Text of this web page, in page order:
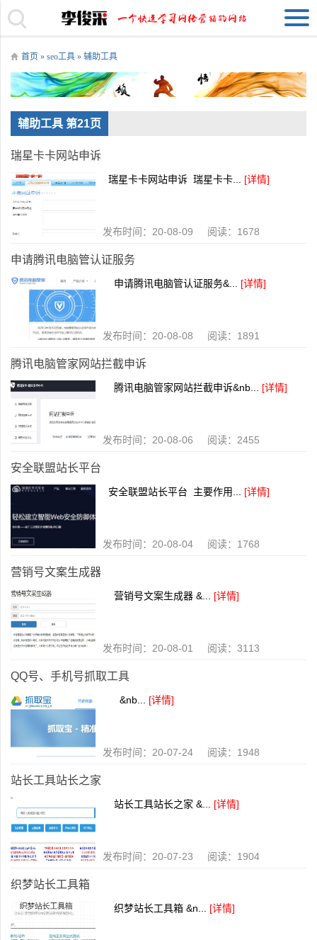
首页 » seo工具 » 辅助工具
辅助工具 第21页
瑞星卡卡网站申诉
瑞星卡卡网站申诉 瑞星卡卡... [详情]
发布时间：20-08-09 阅读：1678
申请腾讯电脑管认证服务
申请腾讯电脑管认证服务&... [详情]
发布时间：20-08-08 阅读：1891
腾讯电脑管家网站拦截申诉
腾讯电脑管家网站拦截申诉&nb... [详情]
发布时间：20-08-06 阅读：2455
安全联盟站长平台
安全联盟站长平台 主要作用... [详情]
发布时间：20-08-04 阅读：1768
营销号文案生成器
营销号文案生成器 &... [详情]
发布时间：20-08-01 阅读：3113
QQ号、手机号抓取工具
&nb... [详情]
发布时间：20-07-24 阅读：1948
站长工具站长之家
站长工具站长之家 &... [详情]
发布时间：20-07-23 阅读：1904
织梦站长工具箱
织梦站长工具箱 &n... [详情]